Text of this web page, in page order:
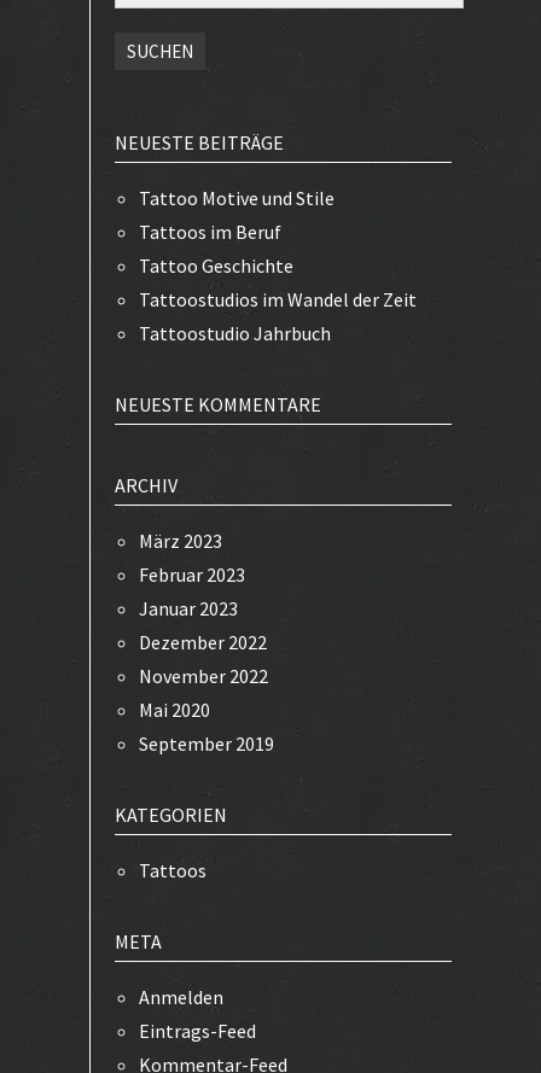
nach:
NEUESTE BEITRÄGE
Tattoo Motive und Stile
Tattoos im Beruf
Tattoo Geschichte
Tattoostudios im Wandel der Zeit
Tattoostudio Jahrbuch
NEUESTE KOMMENTARE
ARCHIV
März 2023
Februar 2023
Januar 2023
Dezember 2022
November 2022
Mai 2020
September 2019
KATEGORIEN
Tattoos
META
Anmelden
Eintrags-Feed
Kommentar-Feed